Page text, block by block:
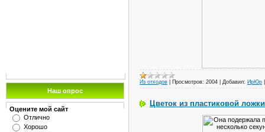
Наш опрос
Оцените мой сайт
Отлично
Хорошо
Из отходов Просмотров: 2004 Добавил: ИрЮр
Цветок из пластиковой ложки